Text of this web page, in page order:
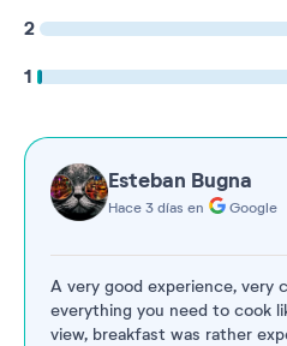
2
1
Esteban Bugna
Hace 3 días en Google
A very good experience, very
everything you need to cook
view, breakfast was rather